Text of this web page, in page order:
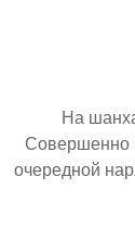
На
Совершенно
очередной